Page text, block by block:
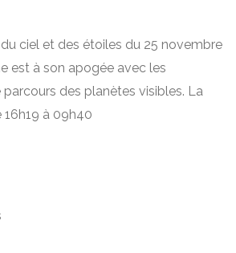
ciel et des étoiles du 25 novembre
est à son apogée avec les
des planètes visibles. La
16h19 à 09h40